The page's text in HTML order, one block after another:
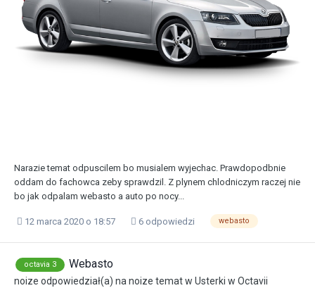
Narazie temat odpuscilem bo musialem wyjechac. Prawdopodbnie
oddam do fachowca zeby sprawdzil. Z plynem chlodniczym raczej nie
bo jak odpalam webasto a auto po nocy...
12 marca 2020 o 18:57 6 odpowiedzi webasto
octavia 3 Webasto
noize odpowiedział(a) na noize temat w Usterki w Octavii